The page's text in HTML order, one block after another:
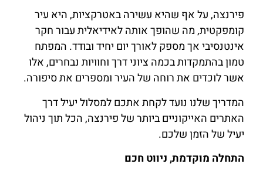
פירנצה, על אף שהיא עשירה באטרקציות, היא עיר
קומפקטית, מה שהופך אותה לאידיאלית עבור חקר
אינטנסיבי אך מספק לאורך יום יחיד ובודד. המפתח
טמון בהתמקדות בכמה ציוני דרך וחוויות נבחרים, אלו
אשר לוכדים את רוחה של העיר ומספרים את סיפורה.
המדריך שלנו נועד לקחת אתכם למסלול יעיל דרך
האתרים האייקוניים ביותר של פירנצה, הכל תוך ניהול
יעיל של הזמן שלכם.
התחלה מוקדמת, ניווט חכם